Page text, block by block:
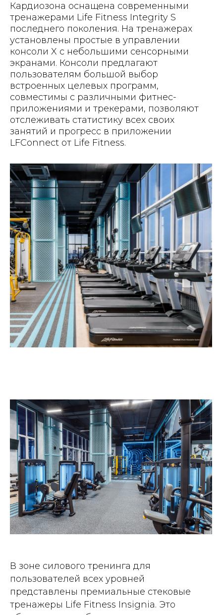
Кардиозона оснащена современными
тренажерами Life Fitness Integrity S
последнего поколения. На тренажерах
установлены простые в управлении
консоли X с небольшими сенсорными
экранами. Консоли предлагают
пользователям большой выбор
встроенных целевых программ,
совместимы с различными фитнес-
приложениями и трекерами, позволяют
отслеживать статистику всех своих
занятий и прогресс в приложении
LFConnect от Life Fitness.
В зоне силового тренинга для
пользователей всех уровней
представлены премиальные стековые
тренажеры Life Fitness Insignia. Это